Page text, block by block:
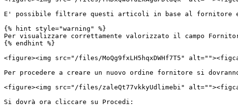
E' possibile filtrare questi articoli in base al fornitore e
{% hint style="warning" %}
Per visualizzare correttamente valorizzato il campo
{% endhint %}
<figure><img src="/files/MoQg9fxLH5hqxDWHf7T5"
Per procedere a creare un nuovo ordine fornitore si
<figure><img src="/files/zaleQt77vkkyUdlimebi"
Si dovrà ora cliccare su Procedi: